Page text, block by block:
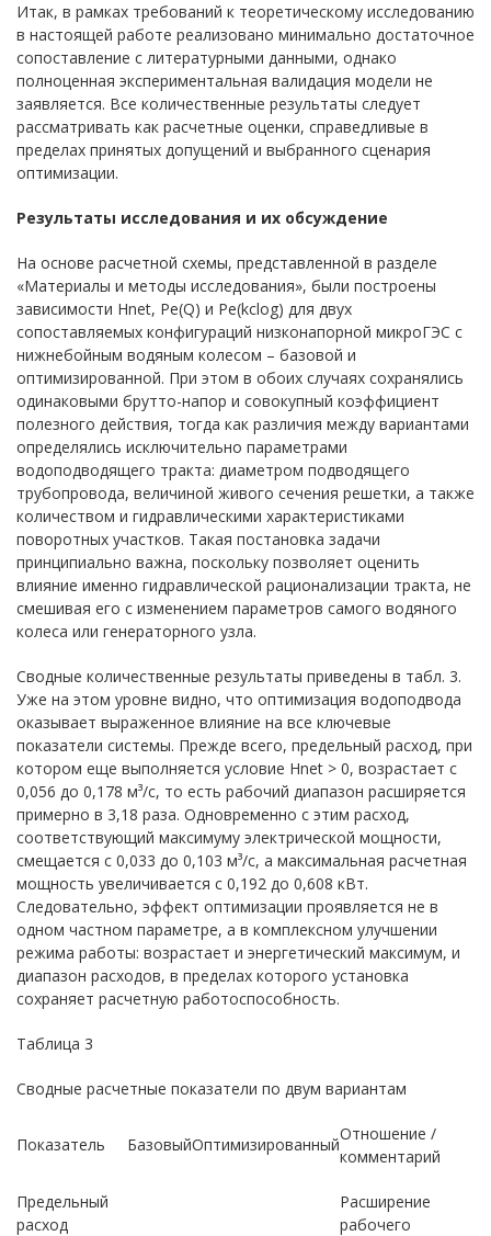
Итак, в рамках требований к теоретическому исследованию
в настоящей работе реализовано минимально достаточное
сопоставление с литературными данными, однако
полноценная экспериментальная валидация модели не
заявляется. Все количественные результаты следует
рассматривать как расчетные оценки, справедливые в
пределах принятых допущений и выбранного сценария
оптимизации.
Результаты исследования и их обсуждение
На основе расчетной схемы, представленной в разделе
«Материалы и методы исследования», были построены
зависимости Hnet, Pe(Q) и Pe(kclog) для двух
сопоставляемых конфигураций низконапорной микроГЭС с
нижнебойным водяным колесом – базовой и
оптимизированной. При этом в обоих случаях сохранялись
одинаковыми брутто-напор и совокупный коэффициент
полезного действия, тогда как различия между вариантами
определялись исключительно параметрами
водоподводящего тракта: диаметром подводящего
трубопровода, величиной живого сечения решетки, а также
количеством и гидравлическими характеристиками
поворотных участков. Такая постановка задачи
принципиально важна, поскольку позволяет оценить
влияние именно гидравлической рационализации тракта, не
смешивая его с изменением параметров самого водяного
колеса или генераторного узла.
Сводные количественные результаты приведены в табл. 3.
Уже на этом уровне видно, что оптимизация водоподвода
оказывает выраженное влияние на все ключевые
показатели системы. Прежде всего, предельный расход, при
котором еще выполняется условие Hnet > 0, возрастает с
0,056 до 0,178 м³/с, то есть рабочий диапазон расширяется
примерно в 3,18 раза. Одновременно с этим расход,
соответствующий максимуму электрической мощности,
смещается с 0,033 до 0,103 м³/с, а максимальная расчетная
мощность увеличивается с 0,192 до 0,608 кВт.
Следовательно, эффект оптимизации проявляется не в
одном частном параметре, а в комплексном улучшении
режима работы: возрастает и энергетический максимум, и
диапазон расходов, в пределах которого установка
сохраняет расчетную работоспособность.
Таблица 3
Сводные расчетные показатели по двум вариантам
Показатель БазовыйОптимизированный
Отношение /
комментарий
Предельный
расход
Расширение
рабочего